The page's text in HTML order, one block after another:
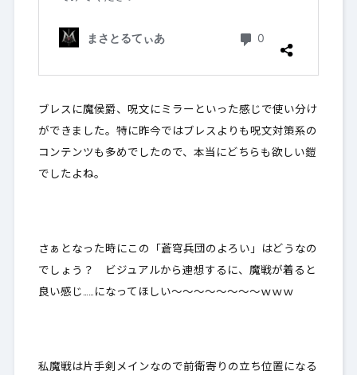
ブレスに魔侯爵、呪文にミラーといった感じで使い分け
ができました。特に昨今ではブレスよりも呪文対策系の
コンテンツも多めでしたので、本当にどちらも欲しい鎧
でしたよね。
さぁとなった時にこの「蒼穹兵団のよろい」はどうなの
でしょう？ ビジュアルから連想するに、魔戦が着ると
良い感じ……になってほしい～～～～～～～～ｗｗｗ
私魔戦は片手剣メインなので前衛寄りの立ち位置になる